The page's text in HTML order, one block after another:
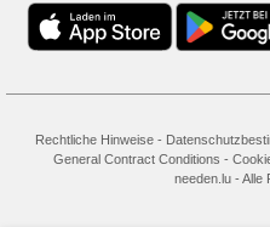
Rechtliche Hinweise-
General Contract Conditions -
needen.lu - Alle